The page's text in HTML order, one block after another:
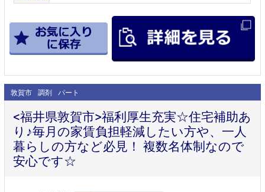
敦賀市 調剤 パート
<福井県敦賀市>福利厚生充実☆住宅補助あ
り♪毎月の家賃負担軽減したい方や、一人
暮らしの方など必見！ 複数名体制なので
安心です☆